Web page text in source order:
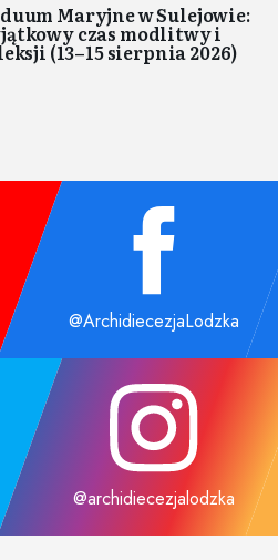
Maryjne w Sulejowie:
czas modlitwy i
(13–15 sierpnia 2026)
@ArchidiecezjaLodzka
@archidiecezjalodzka